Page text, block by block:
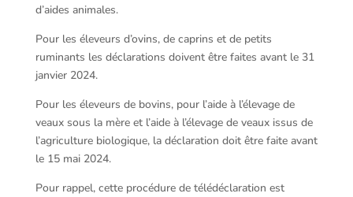
d’aides animales.
Pour les éleveurs d’ovins, de caprins et de petits
ruminants les déclarations doivent être faites avant le 31
janvier 2024.
Pour les éleveurs de bovins, pour l’aide à l’élevage de
veaux sous la mère et l’aide à l’élevage de veaux issus de
l’agriculture biologique, la déclaration doit être faite avant
le 15 mai 2024.
Pour rappel, cette procédure de télédéclaration est